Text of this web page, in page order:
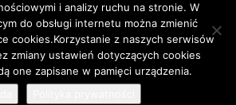
prywatnosci Kariera Regulamin
prawa zastrzeżone 2020
i analizy ruchu na stronie. W
do obsługi internetu można zmienić
cookies.Korzystanie z naszych serwisów
zmiany ustawień dotyczących cookies
one zapisane w pamięci urządzenia.